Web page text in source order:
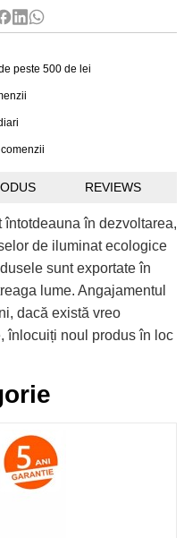
peste 500 de lei
REVIEWS
în dezvoltarea,
de iluminat ecologice
sunt exportate în
lume. Angajamentul
dacă există vreo
înlocuiți noul produs în loc